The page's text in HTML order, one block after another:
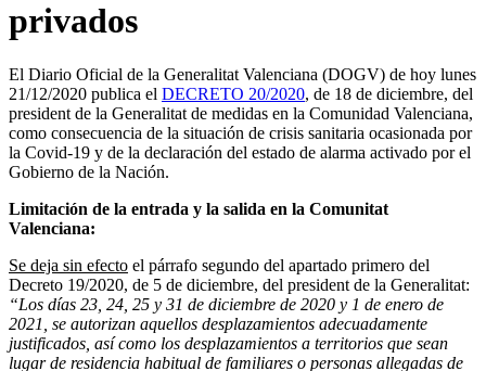
privados
El Diario Oficial de la Generalitat Valenciana (DOGV) de hoy lunes
21/12/2020 publica el DECRETO 20/2020, de 18 de diciembre, del
president de la Generalitat de medidas en la Comunidad Valenciana,
como consecuencia de la situación de crisis sanitaria ocasionada por
la Covid-19 y de la declaración del estado de alarma activado por el
Gobierno de la Nación.
Limitación de la entrada y la salida en la Comunitat
Valenciana:
Se deja sin efecto el párrafo segundo del apartado primero del
Decreto 19/2020, de 5 de diciembre, del president de la Generalitat:
“Los días 23, 24, 25 y 31 de diciembre de 2020 y 1 de enero de
2021, se autorizan aquellos desplazamientos adecuadamente
justificados, así como los desplazamientos a territorios que sean
lugar de residencia habitual de familiares o personas allegadas de